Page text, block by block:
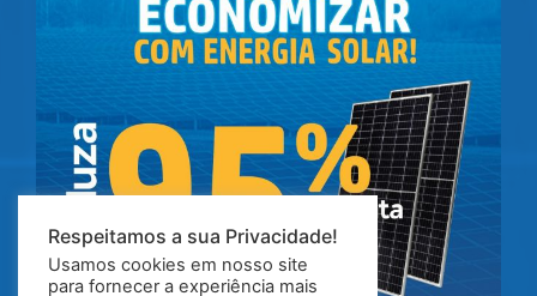
Respeitamos a sua Privacidade!
Usamos cookies em nosso site
para fornecer a experiência mais